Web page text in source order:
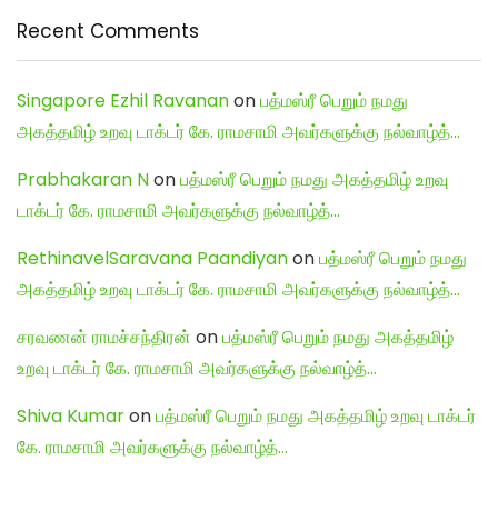
Recent Comments
Singapore Ezhil Ravananonபத்மஸ்ரீ பெறும் நமது
அகத்தமிழ் உறவு டாக்டர் கே. ராமசாமி அவர்களுக்கு நல்வாழ்த்…
Prabhakaran Nonபத்மஸ்ரீ பெறும் நமது அகத்தமிழ் உறவு
டாக்டர் கே. ராமசாமி அவர்களுக்கு நல்வாழ்த்…
RethinavelSaravana Paandiyanonபத்மஸ்ரீ பெறும் நமது
அகத்தமிழ் உறவு டாக்டர் கே. ராமசாமி அவர்களுக்கு நல்வாழ்த்…
சரவணன் ராமச்சந்திரன் onபத்மஸ்ரீ பெறும் நமது அகத்தமிழ்
உறவு டாக்டர் கே. ராமசாமி அவர்களுக்கு நல்வாழ்த்…
Shiva Kumaronபத்மஸ்ரீ பெறும் நமது அகத்தமிழ் உறவு டாக்டர்
கே. ராமசாமி அவர்களுக்கு நல்வாழ்த்…